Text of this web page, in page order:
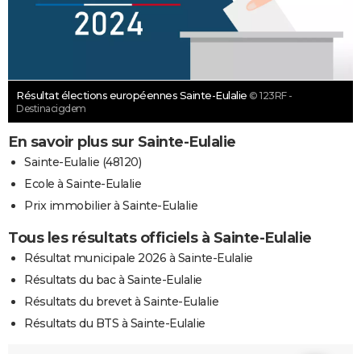
Résultat élections européennes Sainte-Eulalie © 123RF -
Destinacigdem
En savoir plus sur Sainte-Eulalie
Sainte-Eulalie (48120)
Ecole à Sainte-Eulalie
Prix immobilier à Sainte-Eulalie
Tous les résultats officiels à Sainte-Eulalie
Résultat municipale 2026 à Sainte-Eulalie
Résultats du bac à Sainte-Eulalie
Résultats du brevet à Sainte-Eulalie
Résultats du BTS à Sainte-Eulalie